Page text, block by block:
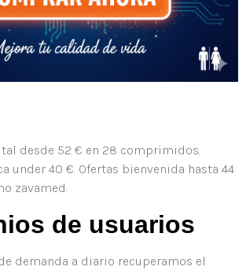
desde 52 € en 28 comprimidos.
under 40 €. Ofertas bienvenida hasta 44
zavamed.
de usuarios
demanda a diario recuperamos el